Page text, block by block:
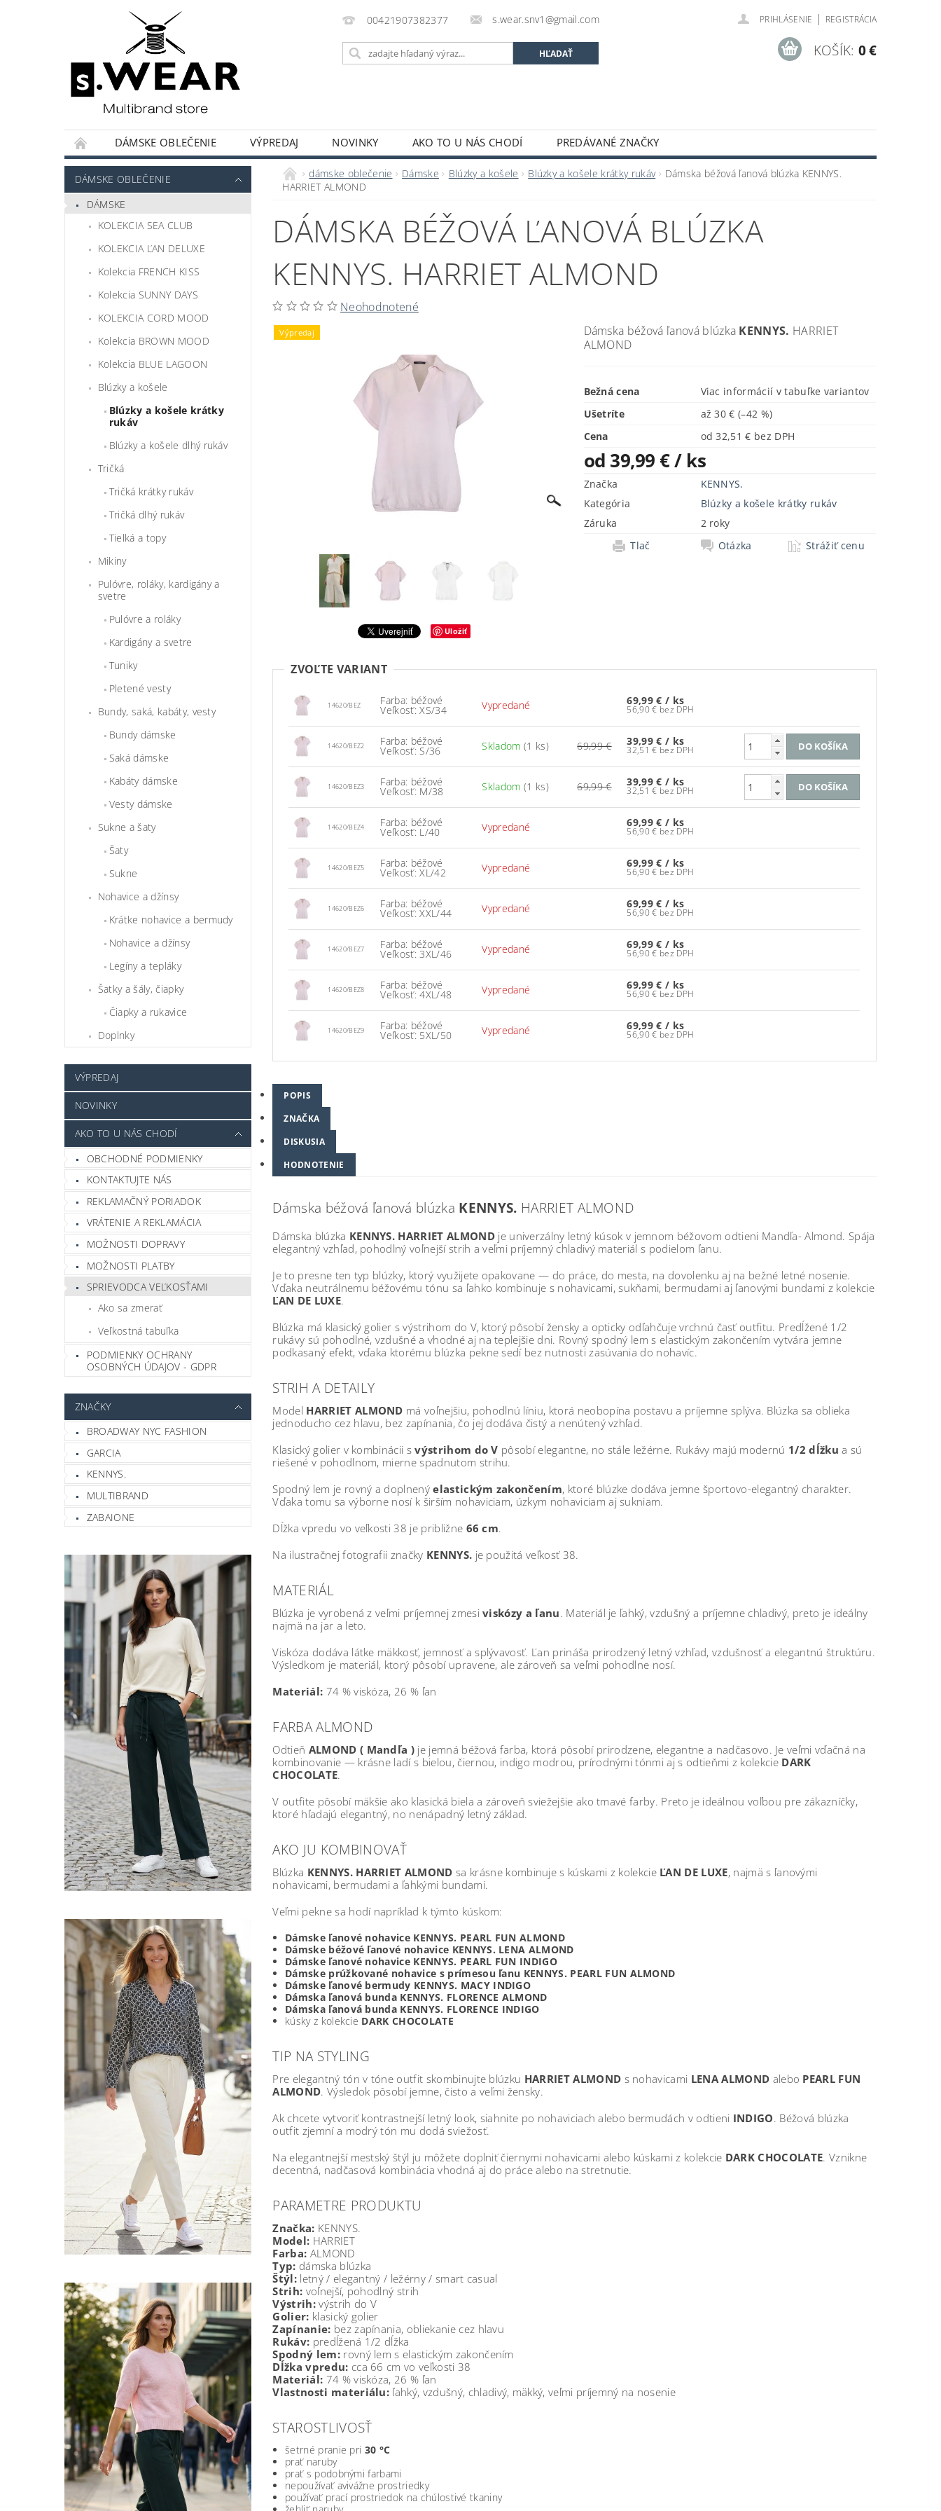
00421907382377 s.wear.snv1@gmail.com PRIHLÁSENIE | REGISTRÁCIA
KOŠÍK: 0 €
DÁMSKE OBLEČENIE VÝPREDAJ NOVINKY AKO TO U NÁS CHODÍ
PREDÁVANÉ ZNAČKY
KOLEKCIE KAPSULOVÝ ŠATNÍK
HODNOTENIE OBCHODU KONTAKTY O S.WEAR OBCHODNÉ PODMIENKY
DÁMSKE OBLEČENIE
DÁMSKE
KOLEKCIA SEA CLUB
KOLEKCIA ĽAN DELUXE
Kolekcia FRENCH KISS
Kolekcia SUNNY DAYS
KOLEKCIA CORD MOOD
Kolekcia BROWN MOOD
Kolekcia BLUE LAGOON
Blúzky a košele
Blúzky a košele krátky
rukáv
Blúzky a košele dlhý rukáv
Tričká
Tričká krátky rukáv
Tričká dlhý rukáv
Tielká a topy
Mikiny
Pulóvre, roláky, kardigány a
svetre
Pulóvre a roláky
Kardigány a svetre
Tuniky
Pletené vesty
Bundy, saká, kabáty, vesty
Bundy dámske
Saká dámske
Kabáty dámske
Vesty dámske
Sukne a šaty
Šaty
Sukne
Nohavice a džínsy
Krátke nohavice a bermudy
Nohavice a džínsy
Legíny a tepláky
Šatky a šály, čiapky
Čiapky a rukavice
Doplnky
VÝPREDAJ
NOVINKY
AKO TO U NÁS CHODÍ
OBCHODNÉ PODMIENKY
KONTAKTUJTE NÁS
REKLAMAČNÝ PORIADOK
VRÁTENIE A REKLAMÁCIA
MOŽNOSTI DOPRAVY
MOŽNOSTI PLATBY
SPRIEVODCA VEĽKOSŤAMI
Ako sa zmerať
Veľkostná tabuľka
PODMIENKY OCHRANY
OSOBNÝCH ÚDAJOV - GDPR
ZNAČKY
BROADWAY NYC FASHION
GARCIA
KENNYS.
MULTIBRAND
ZABAIONE
dámske oblečenie Dámske Blúzky a košele Blúzky a košele krátky rukáv
Dámska béžová ľanová blúzka KENNYS.
HARRIET ALMOND
DÁMSKA BÉŽOVÁ ĽANOVÁ BLÚZKA
KENNYS. HARRIET ALMOND
Neohodnotené
Výpredaj
Uložiť
Dámska béžová ľanová blúzka KENNYS. HARRIET
ALMOND
Bežná cena
Viac informácií v tabuľke variantov
Ušetríte
až30 €(–42 %)
Cena
od 32,51 € bez DPH
od 39,99 €/ ks
Značka
KENNYS.
Kategória
Blúzky a košele krátky rukáv
Záruka
2 roky
Tlač
Otázka Strážiť cenu
ZVOĽTE VARIANT
14620/BEZ Farba: béžové
Veľkosť: XS/34 Vypredané 69,99 € / ks
56,90 € bez DPH
14620/BEZ2 Farba: béžové
Veľkosť: S/36 Skladom (1 ks) 69,99 € 39,99 € / ks
32,51 € bez DPH
14620/BEZ3 Farba: béžové
Veľkosť: M/38 Skladom (1 ks) 69,99 € 39,99 € / ks
32,51 € bez DPH
14620/BEZ4 Farba: béžové
Veľkosť: L/40 Vypredané 69,99 € / ks
56,90 € bez DPH
14620/BEZ5 Farba: béžové
Veľkosť: XL/42 Vypredané 69,99 € / ks
56,90 € bez DPH
14620/BEZ6 Farba: béžové
Veľkosť: XXL/44 Vypredané 69,99 € / ks
56,90 € bez DPH
14620/BEZ7 Farba: béžové
Veľkosť: 3XL/46 Vypredané 69,99 € / ks
56,90 € bez DPH
14620/BEZ8 Farba: béžové
Veľkosť: 4XL/48 Vypredané 69,99 € / ks
56,90 € bez DPH
14620/BEZ9 Farba: béžové
Veľkosť: 5XL/50 Vypredané 69,99 € / ks
56,90 € bez DPH
POPIS
ZNAČKA
DISKUSIA
HODNOTENIE
Dámska béžová ľanová blúzka KENNYS. HARRIET ALMOND
Dámska blúzka KENNYS. HARRIET ALMONDje univerzálny letný kúsok v jemnom béžovom odtieni Mandľa- Almond. Spája
elegantný vzhľad, pohodlný voľnejší strih a veľmi príjemný chladivý materiál s podielom ľanu.
Je to presne ten typ blúzky, ktorý využijete opakovane — do práce, do mesta, na dovolenku aj na bežné letné nosenie.
Vďaka neutrálnemu béžovému tónu sa ľahko kombinuje s nohavicami, sukňami, bermudami aj ľanovými bundami z kolekcie
ĽAN DE LUXE.
Blúzka má klasický golier s výstrihom do V, ktorý pôsobí žensky a opticky odľahčuje vrchnú časť outfitu. Predĺžené 1/2
rukávy sú pohodlné, vzdušné a vhodné aj na teplejšie dni. Rovný spodný lem s elastickým zakončením vytvára jemne
podkasaný efekt, vďaka ktorému blúzka pekne sedí bez nutnosti zasúvania do nohavíc.
STRIH A DETAILY
Model HARRIET ALMOND má voľnejšiu, pohodlnú líniu, ktorá neobopína postavu a príjemne splýva. Blúzka sa oblieka
jednoducho cez hlavu, bez zapínania, čo jej dodáva čistý a nenútený vzhľad.
Klasický golier v kombinácii svýstrihom do V pôsobí elegantne, no stále ležérne. Rukávy majú modernú 1/2 dĺžku a sú
riešené v pohodlnom, mierne spadnutom strihu.
Spodný lem je rovný a doplnenýelastickým zakončením, ktoré blúzke dodáva jemne športovo-elegantný charakter.
Vďaka tomu sa výborne nosí k širším nohaviciam, úzkym nohaviciam aj sukniam.
Dĺžka vpredu vo veľkosti 38 je približne 66 cm.
Na ilustračnej fotografii značky KENNYS. je použitá veľkosť 38.
MATERIÁL
Blúzka je vyrobená z veľmi príjemnej zmesiviskózy a ľanu. Materiál je ľahký, vzdušný a príjemne chladivý, preto je ideálny
najmä na jar a leto.
Viskóza dodáva látke mäkkosť, jemnosť a splývavosť. Ľan prináša prirodzený letný vzhľad, vzdušnosť a elegantnú štruktúru.
Výsledkom je materiál, ktorý pôsobí upravene, ale zároveň sa veľmi pohodlne nosí.
Materiál: 74 % viskóza, 26 % ľan
FARBA ALMOND
Odtieň ALMOND ( Mandľa ) je jemná béžová farba, ktorá pôsobí prirodzene, elegantne a nadčasovo. Je veľmi vďačná na
kombinovanie — krásne ladí s bielou, čiernou, indigo modrou, prírodnými tónmi aj s odtieňmi z kolekcie DARK
CHOCOLATE.
V outfite pôsobí mäkšie ako klasická biela a zároveň sviežejšie ako tmavé farby. Preto je ideálnou voľbou pre zákazníčky,
ktoré hľadajú elegantný, no nenápadný letný základ.
AKO JU KOMBINOVAŤ
Blúzka KENNYS. HARRIET ALMOND sa krásne kombinuje s kúskami z kolekcie ĽAN DE LUXE, najmä s ľanovými
nohavicami, bermudami a ľahkými bundami.
Veľmi pekne sa hodí napríklad k týmto kúskom:
Dámske ľanové nohavice KENNYS. PEARL FUN ALMOND
Dámske béžové ľanové nohavice KENNYS. LENA ALMOND
Dámske ľanové nohavice KENNYS. PEARL FUN INDIGO
Dámske prúžkované nohavice s prímesou ľanu KENNYS. PEARL FUN ALMOND
Dámske ľanové bermudy KENNYS. MACY INDIGO
Dámska ľanová bunda KENNYS. FLORENCE ALMOND
Dámska ľanová bunda KENNYS. FLORENCE INDIGO
kúsky z kolekcie DARK CHOCOLATE
TIP NA STYLING
Pre elegantný tón v tóne outfit skombinujte blúzku HARRIET ALMOND s nohavicami LENA ALMOND alebo PEARL FUN
ALMOND. Výsledok pôsobí jemne, čisto a veľmi žensky.
Ak chcete vytvoriť kontrastnejší letný look, siahnite po nohaviciach alebo bermudách v odtieni INDIGO. Béžová blúzka
outfit zjemní a modrý tón mu dodá sviežosť.
Na elegantnejší mestský štýl ju môžete doplniť čiernymi nohavicami alebo kúskami z kolekcie DARK CHOCOLATE. Vznikne
decentná, nadčasová kombinácia vhodná aj do práce alebo na stretnutie.
PARAMETRE PRODUKTU
Značka: KENNYS.
Model: HARRIET
Farba: ALMOND
Typ: dámska blúzka
Štýl: letný / elegantný / ležérny / smart casual
Strih: voľnejší, pohodlný strih
Výstrih:výstrih do V
Golier: klasický golier
Zapínanie: bez zapínania, obliekanie cez hlavu
Rukáv: predĺžená 1/2 dĺžka
Spodný lem:rovný lem s elastickým zakončením
Dĺžka vpredu: cca 66 cm vo veľkosti 38
Materiál: 74 % viskóza, 26 % ľan
Vlastnosti materiálu: ľahký, vzdušný, chladivý, mäkký, veľmi príjemný na nosenie
STAROSTLIVOSŤ
šetrné pranie pri 30 °C
prať naruby
prať s podobnými farbami
nepoužívať avivážne prostriedky
používať prací prostriedok na chúlostivé tkaniny